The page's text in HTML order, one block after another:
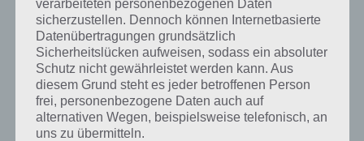
Teil auch den gewünschten Effekt ist. So bringt es nichts ein Teil
einzubauen, welches zwar 100 Punkte für Downhill bringt, aber beim
aktuellen Bike ohnehin Slopestyle gewünscht ist.
verarbeiteten personenbezogenen Daten
sicherzustellen. Dennoch können Internetbasierte
Datenübertragungen grundsätzlich
Sicherheitslücken aufweisen, sodass ein absoluter
Schutz nicht gewährleistet werden kann. Aus
diesem Grund steht es jeder betroffenen Person
frei, personenbezogene Daten auch auf
alternativen Wegen, beispielsweise telefonisch, an
uns zu übermitteln.